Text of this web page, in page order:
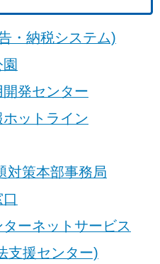
・納税システム)
発センター
ットライン
対策本部事務局
ーネットサービス
支援センター)